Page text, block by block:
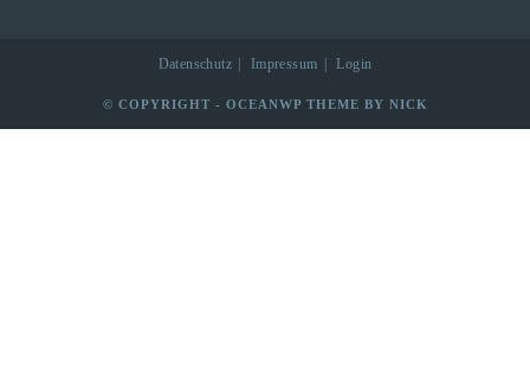
Datenschutz Impressum Login
© COPYRIGHT - OCEANWP THEME BY NICK